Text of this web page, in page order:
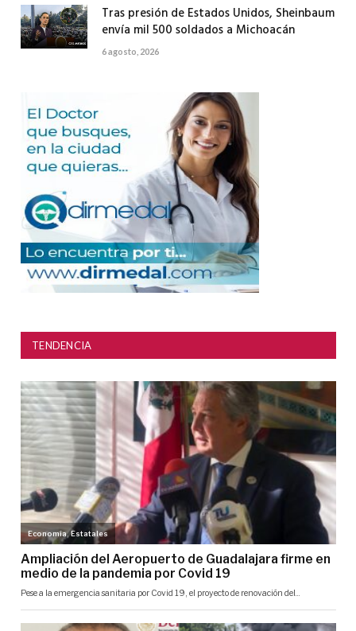
Tras presión de Estados Unidos, Sheinbaum
envía mil 500 soldados a Michoacán
6 agosto, 2026
TENDENCIA